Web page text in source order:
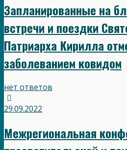
Запланированные на
встречи и поездки
Патриарха Кирилла
заболеванием ковидом
нет ответов
29.09.2022
Межрегиональная